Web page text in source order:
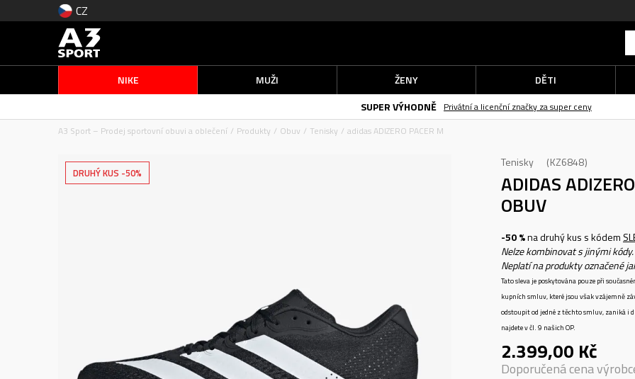
CZ
NIKE MUŽI ŽENY
DĚTI
DOPRAVA ZDARMApři objednánínad 2.000 Kč(neplatí pro
A3 Sport – Prodej sportovní obuvi a oblečení Produkty Obuv Tenisky adidas ADIZERO PACER M
DRUHÝ KUS -50%
Tenisky KZ6848
ADIDAS
OBUV
-50 %na druhý kus s kódem
Nelze kombinovat s jinými kódy.
Neplatí na produkty označené
Tato sleva je poskytována pouze při
kupních smluv, které jsou však vzájemně
odstoupit od jedné z těchto smluv, zaniká i
najdete v čl. 9 našich OP.
2.399,00 Kč
Doporučená cena